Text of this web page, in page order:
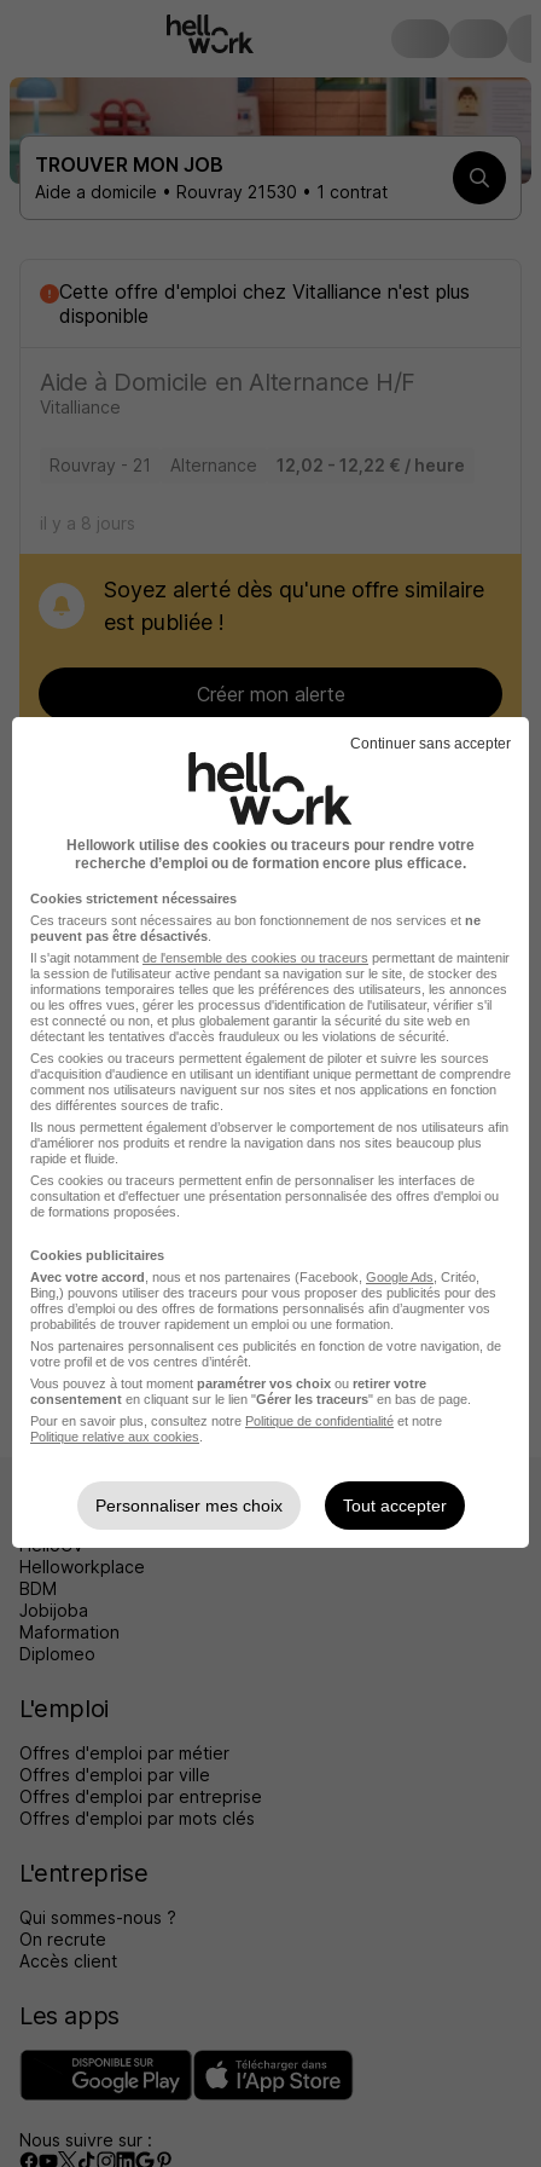
TROUVER MON JOB
Aide a domicile • Rouvray 21530 • 1 contrat
Cette offre d'emploi chez Vitalliance n'est plus
disponible
Aide à Domicile en Alternance H/F
Vitalliance
Rouvray - 21 Alternance 12,02 - 12,22 € / heure
il y a 8 jours
Soyez alerté dès qu'une offre similaire
est publiée !
Créer mon alerte
Recherches similaires
Emploi Service
Emploi Dijon
Emploi Beaune
Emploi Semur-en-Auxois
Emploi Châtillon-sur-Seine
Emploi Auxonne
Emploi Montbard
Accueil Emploi Emploi Rouvray
Emploi Service Rouvray
Emploi Aide à domicile Rouvray
Aide à Domicile en Alternance H/F
Les sites
HelloCV
Helloworkplace
BDM
Jobijoba
Maformation
Diplomeo
L'emploi
Offres d'emploi par métier
Offres d'emploi par ville
Offres d'emploi par entreprise
Offres d'emploi par mots clés
L'entreprise
Qui sommes-nous ?
On recrute
Accès client
Les apps
Nous suivre sur :
Continuer sans accepter
Hellowork utilise des cookies ou traceurs pour rendre votre
recherche d’emploi ou de formation encore plus efficace.
Cookies strictement nécessaires
Ces traceurs sont nécessaires au bon fonctionnement de nos services et ne
peuvent pas être désactivés
Il s'agit notamment de l'ensemble des cookies ou traceurs permettant de maintenir
la session de l'utilisateur active pendant sa navigation sur le site, de stocker des
informations temporaires telles que les préférences des utilisateurs, les annonces
ou les offres vues, gérer les processus d'identification de l'utilisateur, vérifier s'il
est connecté ou non, et plus globalement garantir la sécurité du site web en
détectant les tentatives d'accès frauduleux ou les violations de sécurité.
Ces cookies ou traceurs permettent également de piloter et suivre les sources
d'acquisition d'audience en utilisant un identifiant unique permettant de comprendre
comment nos utilisateurs naviguent sur nos sites et nos applications en fonction
des différentes sources de trafic.
Ils nous permettent également d’observer le comportement de nos utilisateurs afin
d'améliorer nos produits et rendre la navigation dans nos sites beaucoup plus
rapide et fluide.
Ces cookies ou traceurs permettent enfin de personnaliser les interfaces de
consultation et d'effectuer une présentation personnalisée des offres d'emploi ou
de formations proposées.
Cookies publicitaires
Avec votre accord , nous et nos partenaires (Facebook, Google Ads , Critéo,
Bing,) pouvons utiliser des traceurs pour vous proposer des publicités pour des
offres d’emploi ou des offres de formations personnalisés afin d’augmenter vos
probabilités de trouver rapidement un emploi ou une formation.
Nos partenaires personnalisent ces publicités en fonction de votre navigation, de
votre profil et de vos centres d’intérêt.
Vous pouvez à tout moment paramétrer vos choix ou retirer votre
consentement en cliquant sur le lien "Gérer les traceurs" en bas de page.
Pour en savoir plus, consultez notre Politique de confidentialité et notre
Politique relative aux cookies
Personnaliser mes choix Tout accepter